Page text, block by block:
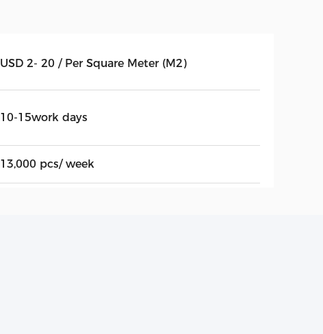
USD 2- 20 / Per Square Meter (M2)
10-15work days
13,000 pcs/ week